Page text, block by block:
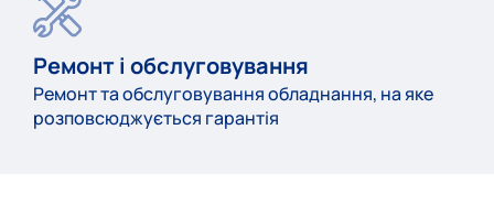
Ремонт і обслуговування
Ремонт та обслуговування обладнання, на яке
розповсюджується гарантія